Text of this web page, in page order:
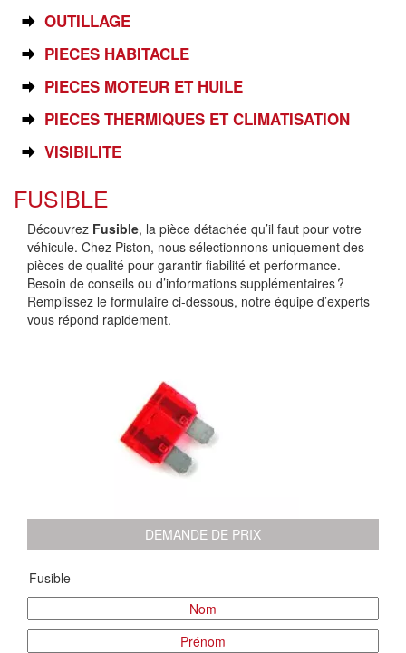
OUTILLAGE
PIECES HABITACLE
PIECES MOTEUR ET HUILE
PIECES THERMIQUES ET CLIMATISATION
VISIBILITE
FUSIBLE
Découvrez Fusible, la pièce détachée qu’il faut pour votre
véhicule. Chez Piston, nous sélectionnons uniquement des
pièces de qualité pour garantir fiabilité et performance.
Besoin de conseils ou d’informations supplémentaires ?
Remplissez le formulaire ci-dessous, notre équipe d’experts
vous répond rapidement.
DEMANDE DE PRIX